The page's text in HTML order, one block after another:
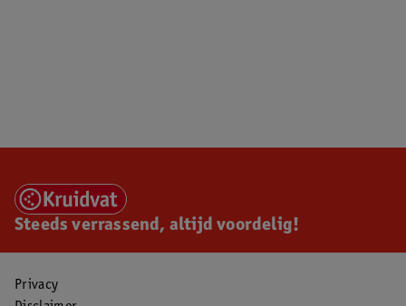
Steeds verrassend, altijd voordelig!
Privacy